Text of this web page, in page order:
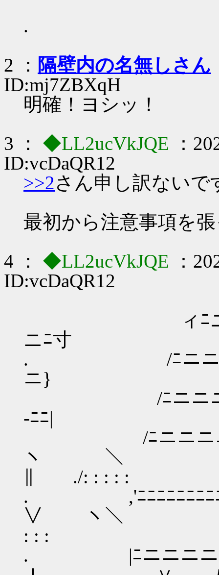
.
2 ： 隔壁内の名無しさん
ID:mj7ZBXqH
明確！ヨシッ！
3 ：
◆LL2ucVkJQE
：
ID:vcDaQR12
>>2さん申し訳ないで
最初から注意事項を
4 ：
◆LL2ucVkJQE
：
ID:vcDaQR12
ィﾆニニニニ
ニﾆ寸
. /ﾆニニニニニ
ニ} Ⅶ
/ﾆニニニニ
-ﾆﾆ| .Ⅶ
/ﾆニニ
ヽ ＼
∥ ./: : : : :
. ,'ﾆﾆﾆ
∨ ヽ＼
: : :
. |ﾆニニ